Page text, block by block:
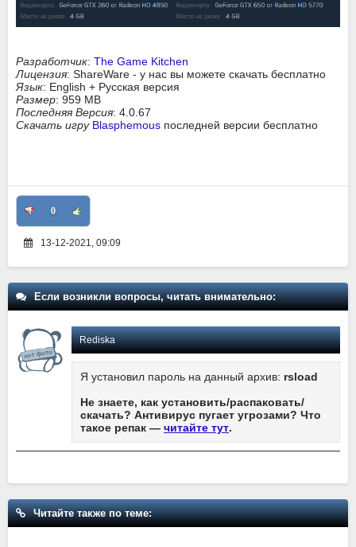
Разработчик: The Game Kitchen
Лицензия: ShareWare - у нас вы можете скачать бесплатно
Язык: English + Русская версия
Размер: 959 MB
Последняя Версия: 4.0.67
Скачать игру Blasphemous последней версии бесплатно
0
13-12-2021, 09:09
Если возникли вопросы, читать внимательно:
Rediska
Я установил пароль на данный архив: rsload
Не знаете, как установить/распаковать/
скачать? Антивирус пугает угрозами? Что
такое репак — читайте тут.
Читайте также по теме: